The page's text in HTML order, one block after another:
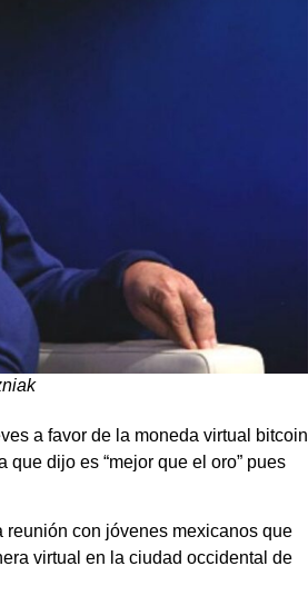
a favor de la moneda virtual bitcoin
que dijo es “mejor que el oro” pues
reunión con jóvenes mexicanos que
virtual en la ciudad occidental de